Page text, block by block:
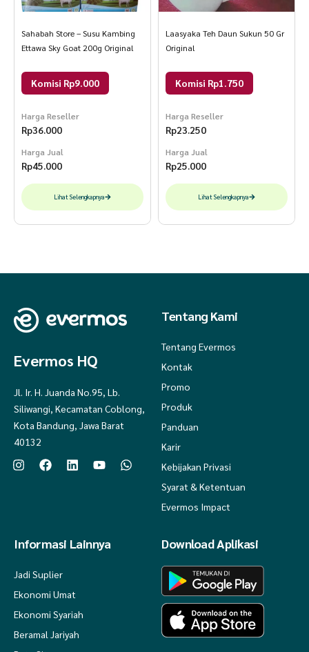
Sahabah Store – Susu Kambing
Ettawa Sky Goat 200g Original
Komisi Rp9.000
Harga Reseller
Rp36.000
Harga Jual
Rp45.000
Lihat Selengkapnya
Laasyaka Teh Daun Sukun 50 Gr
Original
Komisi Rp1.750
Harga Reseller
Rp23.250
Harga Jual
Rp25.000
Lihat Selengkapnya
Evermos HQ
Jl. Ir. H. Juanda No.95, Lb.
Siliwangi, Kecamatan Coblong,
Kota Bandung, Jawa Barat
40132
Tentang Kami
Tentang Evermos
Kontak
Promo
Produk
Panduan
Karir
Kebijakan Privasi
Syarat & Ketentuan
Evermos Impact
Informasi Lainnya
Jadi Suplier
Ekonomi Umat
Ekonomi Syariah
Beramal Jariyah
Download Aplikasi